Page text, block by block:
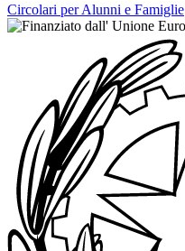
Circolari per Alunni e Famiglie